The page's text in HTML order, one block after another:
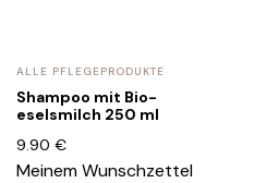
ALLE PFLEGEPRODUKTE
Shampoo mit Bio-
eselsmilch 250 ml
9.90 €
Meinem Wunschzettel